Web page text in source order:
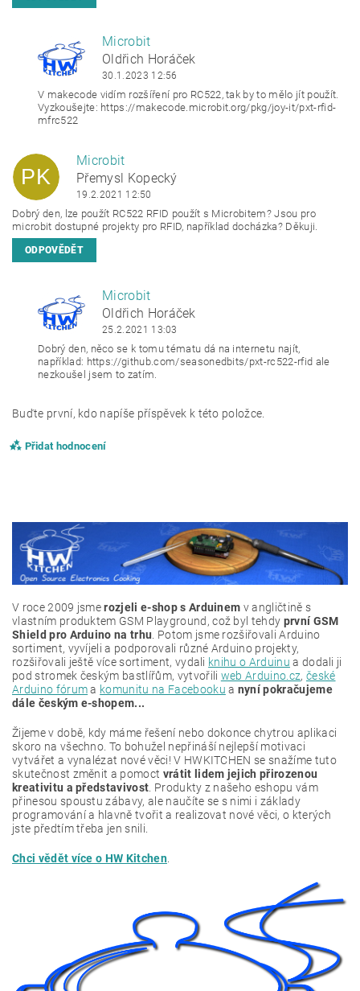
OH
Microbit
Oldřich Horáček
30.1.2023 12:56
V makecode vidím rozšíření pro RC522, tak by to mělo jít použít.
Vyzkoušejte: https://makecode. microbit.org/pkg/joy-it/pxt-rfid-
mfrc522
PK
Microbit
Přemysl Kopecký
19.2.2021 12:50
Dobrý den, lze použít RC522 RFID použít s Microbitem? Jsou pro
microbit dostupné projekty pro RFID, například docházka? Děkuji.
ODPOVĚDĚT
OH
Microbit
Oldřich Horáček
25.2.2021 13:03
Dobrý den, něco se k tomu tématu dá na internetu najít,
například: https://github.com/seasonedbits/pxt-rc522-rfid ale
nezkoušel jsem to zatím.
Buďte první, kdo napíše příspěvek k této položce.
Přidat hodnocení
V roce 2009 jsmerozjeli e-shop s Arduinem v angličtině s
vlastním produktem GSM Playground, což byl tehdy první GSM
Shield pro Arduino na trhu . Potom jsme rozšiřovali Arduino
sortiment, vyvíjeli a podporovali různé Arduino projekty,
rozšiřovali ještě více sortiment, vydali knihu o Arduinu a dodali ji
pod stromek českým bastlířům, vytvořili web Arduino.cz, české
Arduino fóruma komunitu na Facebooku a nyní pokračujeme
dále českým e-shopem...
Žijeme v době, kdy máme řešení nebo dokonce chytrou aplikaci
skoro na všechno. To bohužel nepřináší nejlepší motivaci
vytvářet a vynalézat nové věci! V HWKITCHEN se snažíme tuto
skutečnost změnit a pomoct vrátit lidem jejich přirozenou
kreativitu a představivost . Produkty z našeho eshopu vám
přinesou spoustu zábavy, ale naučíte se s nimi i základy
programování a hlavně tvořit a realizovat nové věci, o kterých
jste předtím třeba jen snili.
Chci vědět více o HW Kitchen.